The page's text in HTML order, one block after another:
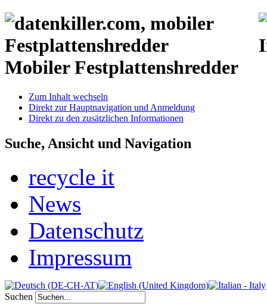
Mobiler Festplattenshredder
Zum Inhalt wechseln
Direkt zur Hauptnavigation und Anmeldung
Direkt zu den zusätzlichen Informationen
Suche, Ansicht und Navigation
recycle it
News
Datenschutz
Impressum
Suchen